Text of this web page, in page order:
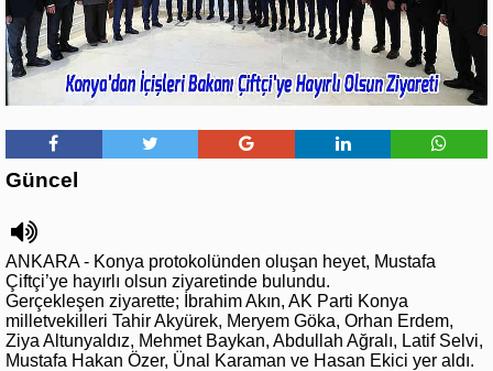
Güncel
ANKARA - Konya protokolünden oluşan heyet, Mustafa
Çiftçi’ye hayırlı olsun ziyaretinde bulundu.
Gerçekleşen ziyarette; İbrahim Akın, AK Parti Konya
milletvekilleri Tahir Akyürek, Meryem Göka, Orhan Erdem,
Ziya Altunyaldız, Mehmet Baykan, Abdullah Ağralı, Latif Selvi,
Mustafa Hakan Özer, Ünal Karaman ve Hasan Ekici yer aldı.